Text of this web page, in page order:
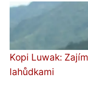
Kopi Luwak:
lahůdkami